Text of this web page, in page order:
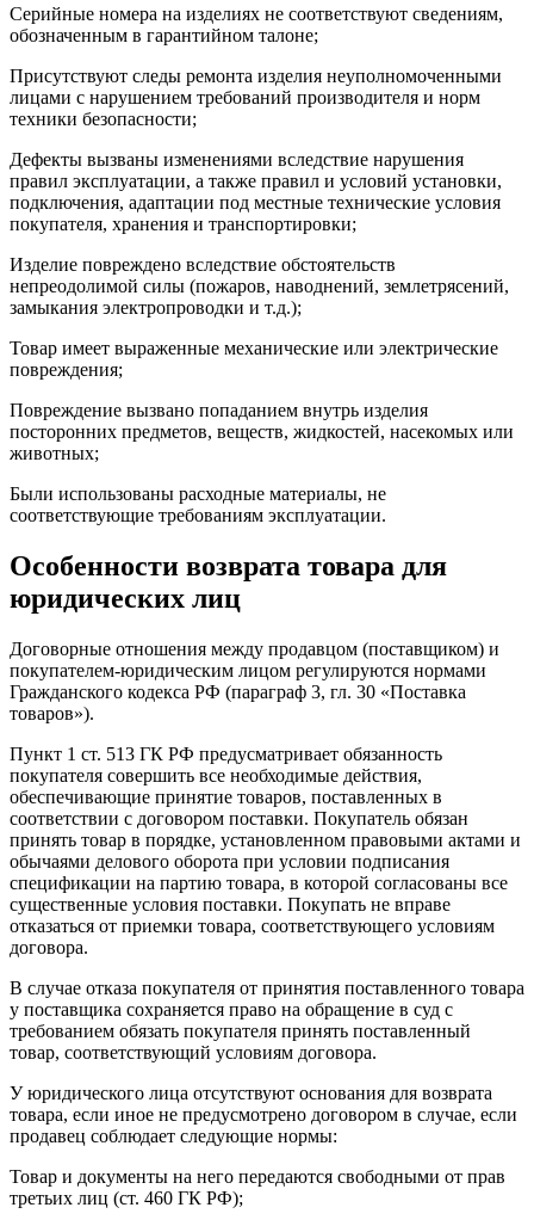
Серийные номера на изделиях не соответствуют сведениям,
обозначенным в гарантийном талоне;
Присутствуют следы ремонта изделия неуполномоченными
лицами с нарушением требований производителя и норм
техники безопасности;
Дефекты вызваны изменениями вследствие нарушения
правил эксплуатации, а также правил и условий установки,
подключения, адаптации под местные технические условия
покупателя, хранения и транспортировки;
Изделие повреждено вследствие обстоятельств
непреодолимой силы (пожаров, наводнений, землетрясений,
замыкания электропроводки и т.д.);
Товар имеет выраженные механические или электрические
повреждения;
Повреждение вызвано попаданием внутрь изделия
посторонних предметов, веществ, жидкостей, насекомых или
животных;
Были использованы расходные материалы, не
соответствующие требованиям эксплуатации.
Особенности возврата товара для
юридических лиц
Договорные отношения между продавцом (поставщиком) и
покупателем-юридическим лицом регулируются нормами
Гражданского кодекса РФ (параграф 3, гл. 30 «Поставка
товаров»).
Пункт 1 ст. 513 ГК РФ предусматривает обязанность
покупателя совершить все необходимые действия,
обеспечивающие принятие товаров, поставленных в
соответствии с договором поставки. Покупатель обязан
принять товар в порядке, установленном правовыми актами и
обычаями делового оборота при условии подписания
спецификации на партию товара, в которой согласованы все
существенные условия поставки. Покупать не вправе
отказаться от приемки товара, соответствующего условиям
договора.
В случае отказа покупателя от принятия поставленного товара
у поставщика сохраняется право на обращение в суд с
требованием обязать покупателя принять поставленный
товар, соответствующий условиям договора.
У юридического лица отсутствуют основания для возврата
товара, если иное не предусмотрено договором в случае, если
продавец соблюдает следующие нормы:
Товар и документы на него передаются свободными от прав
третьих лиц (ст. 460 ГК РФ);